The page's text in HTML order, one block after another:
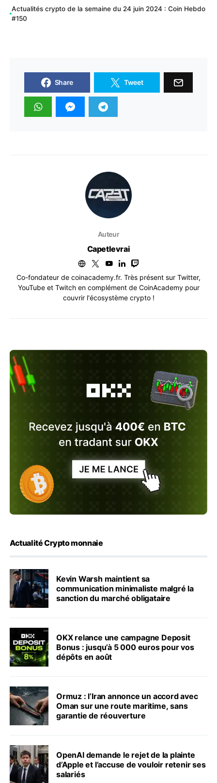
Actualités crypto de la semaine du 24 juin 2024 : Coin Hebdo
#150
Share Tweet
Auteur
Capetlevrai
Co-fondateur de coinacademy.fr. Très présent sur Twitter,
YouTube et Twitch en complément de CoinAcademy pour
couvrir l'écosystème crypto !
Actualité Crypto monnaie
Kevin Warsh maintient sa
communication minimaliste malgré la
sanction du marché obligataire
OKX relance une campagne Deposit
Bonus : jusqu’à 5 000 euros pour vos
dépôts en août
Ormuz : l’Iran annonce un accord avec
Oman sur une route maritime, sans
garantie de réouverture
OpenAI demande le rejet de la plainte
d’Apple et l’accuse de vouloir retenir ses
salariés